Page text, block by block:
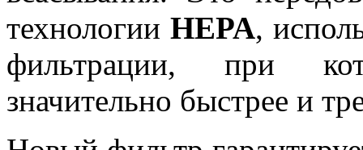
технологии HEPA,
фильтрации, при
значительно быстрее и